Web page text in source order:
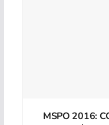
MSPO 2016: